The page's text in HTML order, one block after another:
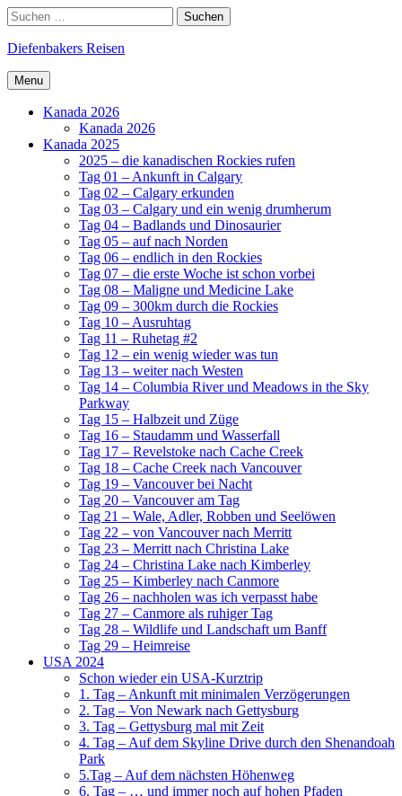
Skip
to
content
Search
Suchen
nach:
Diefenbakers Reisen
Menu
Kanada 2026
Kanada 2026
Kanada 2025
2025 – die kanadischen Rockies rufen
Tag 01 – Ankunft in Calgary
Tag 02 – Calgary erkunden
Tag 03 – Calgary und ein wenig drumherum
Tag 04 – Badlands und Dinosaurier
Tag 05 – auf nach Norden
Tag 06 – endlich in den Rockies
Tag 07 – die erste Woche ist schon vorbei
Tag 08 – Maligne und Medicine Lake
Tag 09 – 300km durch die Rockies
Tag 10 – Ausruhtag
Tag 11 – Ruhetag #2
Tag 12 – ein wenig wieder was tun
Tag 13 – weiter nach Westen
Tag 14 – Columbia River und Meadows in the Sky
Parkway
Tag 15 – Halbzeit und Züge
Tag 16 – Staudamm und Wasserfall
Tag 17 – Revelstoke nach Cache Creek
Tag 18 – Cache Creek nach Vancouver
Tag 19 – Vancouver bei Nacht
Tag 20 – Vancouver am Tag
Tag 21 – Wale, Adler, Robben und Seelöwen
Tag 22 – von Vancouver nach Merritt
Tag 23 – Merritt nach Christina Lake
Tag 24 – Christina Lake nach Kimberley
Tag 25 – Kimberley nach Canmore
Tag 26 – nachholen was ich verpasst habe
Tag 27 – Canmore als ruhiger Tag
Tag 28 – Wildlife und Landschaft um Banff
Tag 29 – Heimreise
USA 2024
Schon wieder ein USA-Kurztrip
1. Tag – Ankunft mit minimalen Verzögerungen
2. Tag – Von Newark nach Gettysburg
3. Tag – Gettysburg mal mit Zeit
4. Tag – Auf dem Skyline Drive durch den Shenandoah
Park
5.Tag – Auf dem nächsten Höhenweg
6. Tag – … und immer noch auf hohen Pfaden